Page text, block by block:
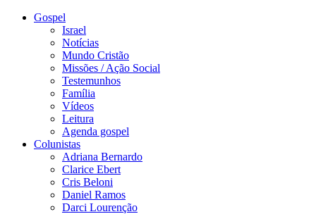
Gospel
Israel
Notícias
Mundo Cristão
Missões / Ação Social
Testemunhos
Família
Vídeos
Leitura
Agenda gospel
Colunistas
Adriana Bernardo
Clarice Ebert
Cris Beloni
Daniel Ramos
Darci Lourenção